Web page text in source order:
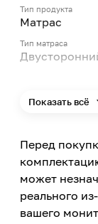
Тип продукта
Матрас
Тип матраса
Блок
Ортопедический
Да
2-х спальный
Показать всё
Перед
может
реального
вашего